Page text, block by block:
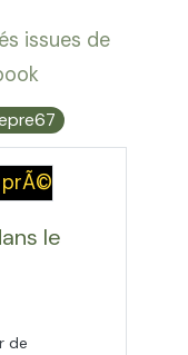
issues de
le
de